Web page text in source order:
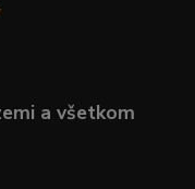
a všetkom